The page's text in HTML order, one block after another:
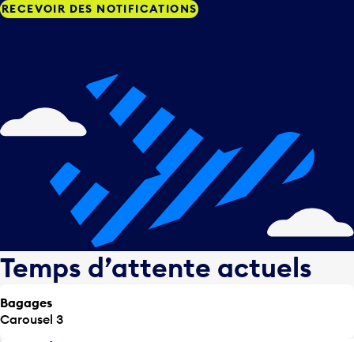
RECEVOIR DES NOTIFICATIONS
Temps d’attente actuels
Bagages
Carousel 3